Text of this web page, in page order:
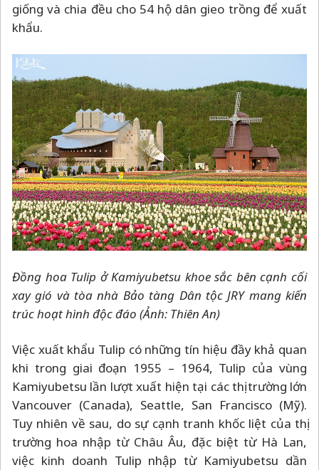
giống và chia đều cho 54 hộ dân gieo trồng để xuất
khẩu.
Đồng hoa Tulip ở Kamiyubetsu khoe sắc bên cạnh cối
xay gió và tòa nhà Bảo tàng Dân tộc JRY mang kiến
trúc hoạt hình độc đáo (Ảnh: Thiên An)
Việc xuất khẩu Tulip có những tín hiệu đầy khả quan
khi trong giai đoạn 1955 – 1964, Tulip của vùng
Kamiyubetsu lần lượt xuất hiện tại các thị trường lớn
Vancouver (Canada), Seattle, San Francisco (Mỹ).
Tuy nhiên về sau, do sự cạnh tranh khốc liệt của thị
trường hoa nhập từ Châu Âu, đặc biệt từ Hà Lan,
việc kinh doanh Tulip nhập từ Kamiyubetsu dần